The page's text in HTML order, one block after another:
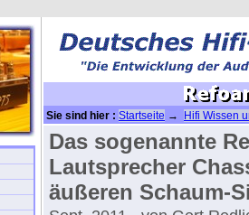
Sie sind hier : Startseite →
Hifi Wissen
Das sogenannte
Lautsprecher
äußeren Schaum-